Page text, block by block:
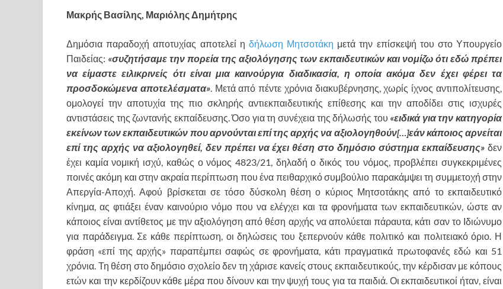
Μακρής Βασίλης, Μαριόλης Δημήτρης
Δημόσια παραδοχή αποτυχίας αποτελεί η δήλωση Μητσοτάκη μετά την επίσκεψή του στο Υπουργείο
Παιδείας: «συζητήσαμε την πορεία της αξιολόγησης των εκπαιδευτικών και νομίζω ότι εδώ πρέπει
να είμαστε ειλικρινείς ότι είναι μια καινούργια διαδικασία, η οποία ακόμα δεν έχει φέρει τα
προσδοκώμενα αποτελέσματα». Μετά από πέντε χρόνια διακυβέρνησης, χωρίς ίχνος αντιπολίτευσης,
ομολογεί την αποτυχία της πιο σκληρής αντιεκπαιδευτικής επίθεσης και την αποδίδει στις ισχυρές
αντιστάσεις της ζωντανής εκπαίδευσης. Όσο για τη συνέχεια της δήλωσής του «ειδικά για την κατηγορία
εκείνων των εκπαιδευτικών που αρνούνται επί της αρχής να αξιολογηθούν[…]εάν κάποιος αρνείται
επί της αρχής να αξιολογηθεί, δεν πρέπει να έχει θέση στο δημόσιο σύστημα εκπαίδευσης» δεν
έχει καμία νομική ισχύ, καθώς ο νόμος 4823/21, δηλαδή ο δικός του νόμος, προβλέπει συγκεκριμένες
ποινές ακόμη και στην ακραία περίπτωση που ένα πειθαρχικό συμβούλιο παρακάμψει τη συμμετοχή στην
Απεργία-Αποχή. Αφού βρίσκεται σε τόσο δύσκολη θέση ο κύριος Μητσοτάκης από το εκπαιδευτικό
κίνημα, ας φτιάξει έναν καινούριο νόμο που να ελέγχει και τα φρονήματα των εκπαιδευτικών, ώστε αν
κάποιος είναι αντίθετος με την αξιολόγηση από θέση αρχής να απολύεται πάραυτα, κάτι σαν το Ιδιώνυμο
για παράδειγμα. Σε κάθε περίπτωση, οι δηλώσεις του ξεπερνούν κάθε πολιτικό και πολιτειακό όριο. Η
φράση «επί της αρχής» παραπέμπει σαφώς σε φρονήματα, κάτι πραγματικά πρωτοφανές εδώ και 51
χρόνια. Τη θέση στο δημόσιο σχολείο δεν τη χάρισε κανείς στους εκπαιδευτικούς, την κέρδισαν με κόπους
ετών και την κερδίζουν κάθε μέρα που δίνουν και την ψυχή τους για τα παιδιά. Οι εκπαιδευτικοί ήταν, είναι